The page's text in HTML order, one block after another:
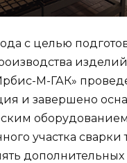
с целью
изделий
М-ГАК»
и завершено
участка сварки
дополнительных